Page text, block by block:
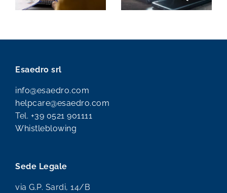
Esaedro srl
info@esaedro.com
helpcare@esaedro.com
Tel. +39 0521 901111
Whistleblowing
Sede Legale
via G.P. Sardi, 14/B